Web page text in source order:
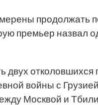
продолжать
премьер назвал
двух отколовшихся
войны с Грузией
Москвой и